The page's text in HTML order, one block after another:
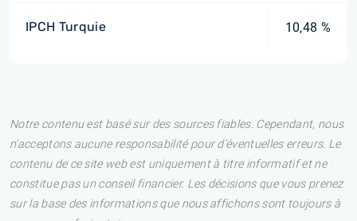
IPCH Turquie 10,48 %
Notre contenu est basé sur des sources fiables. Cependant, nous
n'acceptons aucune responsabilité pour d'éventuelles erreurs. Le
contenu de ce site web est uniquement à titre informatif et ne
constitue pas un conseil financier. Les décisions que vous prenez
sur la base des informations que nous affichons sont toujours à